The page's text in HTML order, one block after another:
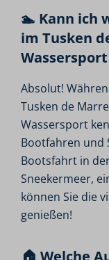
🏊 Kann ich
im Tusken
Absolut!
Tusken de
Wassersport
Bootfahren und
Bootsfahrt in
Sneekermeer,
können Sie die
genießen!
🏠 Welche